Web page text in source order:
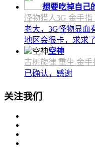
想要吃掉自己
怪物猎人3G 金手指
老大，3G怪物显血
地区会很卡，求求
空神
古树旋律 重生 金手
已确认，感谢
关注我们